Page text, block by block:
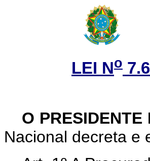
LEI No
O
Nacional decreta e